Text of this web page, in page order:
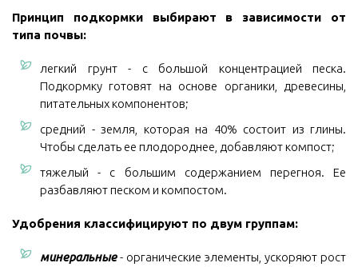
Принцип подкормки выбирают в зависимости от
типа почвы:
легкий грунт - с большой концентрацией песка.
Подкормку готовят на основе органики, древесины,
питательных компонентов;
средний - земля, которая на 40% состоит из глины.
Чтобы сделать ее плодороднее, добавляют компост;
тяжелый - с большим содержанием перегноя. Ее
разбавляют песком и компостом.
Удобрения классифицируют по двум группам:
минеральные- органические элементы, ускоряют рост